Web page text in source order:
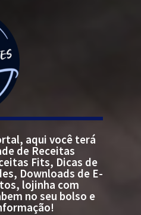
aqui você terá
de Receitas
Fits, Dicas de
Downloads de E-
lojinha com
no seu bolso e